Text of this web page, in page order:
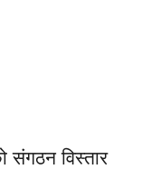
संगठन विस्तार